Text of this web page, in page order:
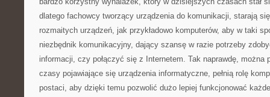
dlatego fachowcy tworzący urządzenia do komunikacji, starają
rozmaitych urządzeń, jak przykładowo komputerów, aby w taki
niezbędnik komunikacyjny, dający szansę w razie potrzeby
informacji, czy połączyć się z Internetem. Tak naprawdę, można
czasy pojawiające się urządzenia informatyczne, pełnią rolę
postaci, aby dzięki temu pozwolić dużo lepiej funkcjonować